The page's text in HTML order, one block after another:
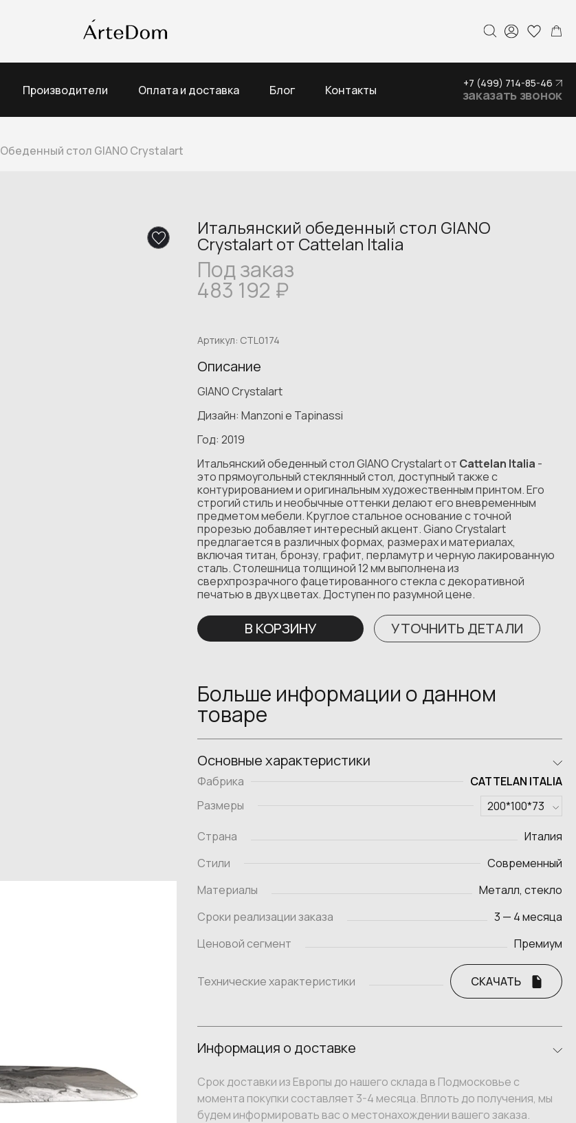
Производители Оплата и доставка Блог Контакты +7 (499) 714-85-46
заказать звонок
Обеденный стол GIANO Crystalart
Итальянский обеденный стол GIANO
Crystalart от Cattelan Italia
Под заказ
483 192 ₽
Артикул: CTL0174
Описание
GIANO Crystalart
Дизайн: Manzoni e Tapinassi
Год: 2019
Итальянский обеденный стол GIANO Crystalart от Cattelan Italia -
это прямоугольный стеклянный стол, доступный также с
контурированием и оригинальным художественным принтом. Его
строгий стиль и необычные оттенки делают его вневременным
предметом мебели. Круглое стальное основание с точной
прорезью добавляет интересный акцент. Giano Crystalart
предлагается в различных формах, размерах и материалах,
включая титан, бронзу, графит, перламутр и черную лакированную
сталь. Столешница толщиной 12 мм выполнена из
сверхпрозрачного фацетированного стекла с декоративной
печатью в двух цветах. Доступен по разумной цене.
В КОРЗИНУ УТОЧНИТЬ ДЕТАЛИ
Больше информации о данном
товаре
Основные характеристики
Фабрика CATTELAN ITALIA
Страна
Италия
Стили
Современный
Материалы
Металл, стекло
Сроки реализации заказа
3 — 4 месяца
Ценовой сегмент
Премиум
Технические характеристики СКАЧАТЬ
Размеры
Информация о доставке
Срок доставки из Европы до нашего склада в Подмосковье с
момента покупки составляет 3-4 месяца. Вплоть до получения, мы
будем информировать вас о местонахождении вашего заказа.